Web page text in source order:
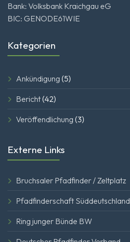
Bank: Volksbank Kraichgau eG
BIC: GENODE61WIE
Kategorien
Ankündigung (5)
Bericht(42)
Veröffendlichung (3)
Externe Links
Bruchsaler Pfadfinder / Zeltplatz
Pfadfinderschaft Süddeutschland
Ring junger Bünde BW